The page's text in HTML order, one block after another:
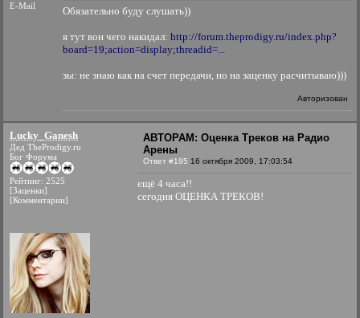
E-Mail
Обязательно буду слушать))
я тут вон чего накидал: http://forum.theprodigy.ru/index.php?
board=19;action=display;threadid=...
зы: не знаю как на счет передачи, но на заценку расчитываю)))
Авторизован
Lucky_Ganesh
Дед TheProdigy.ru
Бог Форума
Рейтинг: 2525
[Заценки]
[Комментарии]
АВТОРАМ: Оценка Треков на Радио
Арены
Ответ #195 16 октября 2009, 17:03:54
ещё 4 часа!!
сегодня ОЦЕНКА ТРЕКОВ!